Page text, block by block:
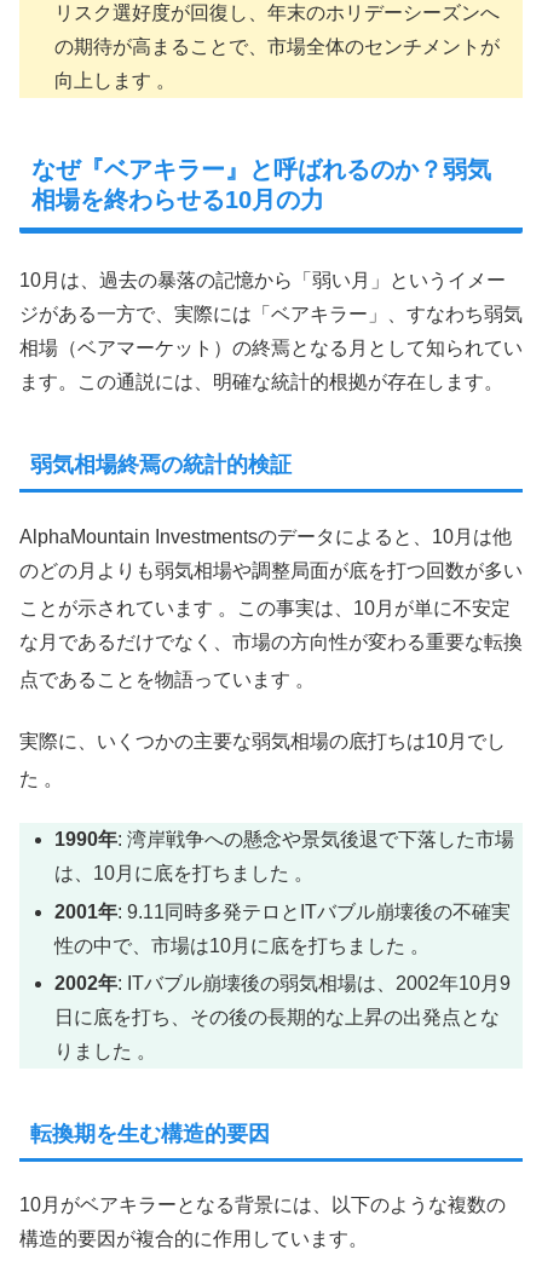
リスク選好度が回復し、年末のホリデーシーズンへ
の期待が高まることで、市場全体のセンチメントが
向上します 。
なぜ『ベアキラー』と呼ばれるのか？弱気
相場を終わらせる10月の力
10月は、過去の暴落の記憶から「弱い月」というイメー
ジがある一方で、実際には「ベアキラー」、すなわち弱気
相場（ベアマーケット）の終焉となる月として知られてい
ます。この通説には、明確な統計的根拠が存在します。
弱気相場終焉の統計的検証
AlphaMountain Investmentsのデータによると、10月は他
のどの月よりも弱気相場や調整局面が底を打つ回数が多い
ことが示されています 。この事実は、10月が単に不安定
な月であるだけでなく、市場の方向性が変わる重要な転換
点であることを物語っています 。
実際に、いくつかの主要な弱気相場の底打ちは10月でし
た 。
1990年: 湾岸戦争への懸念や景気後退で下落した市場
は、10月に底を打ちました 。
2001年: 9.11同時多発テロとITバブル崩壊後の不確実
性の中で、市場は10月に底を打ちました 。
2002年: ITバブル崩壊後の弱気相場は、2002年10月9
日に底を打ち、その後の長期的な上昇の出発点とな
りました 。
転換期を生む構造的要因
10月がベアキラーとなる背景には、以下のような複数の
構造的要因が複合的に作用しています。